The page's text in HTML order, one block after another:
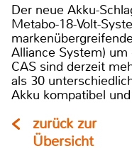
Der neue Akku-
Metabo-18-Volt-
Alliance System)
CAS sind derzeit
als 30
Akku kompatibel
zurück zur
Übersicht